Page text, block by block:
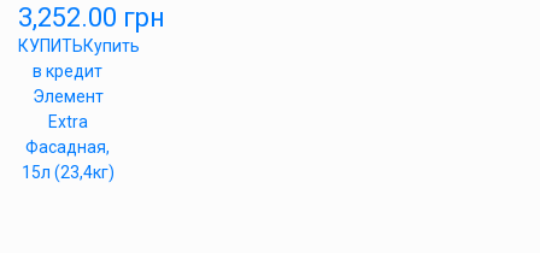
3,252.00 грн
КУПИТЬКупить
в кредит
Элемент
Extra
Фасадная,
15л (23,4кг)